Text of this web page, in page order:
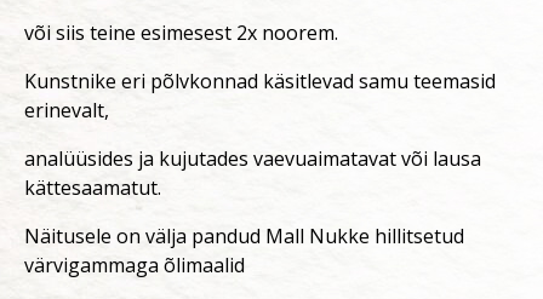
või siis teine esimesest 2x noorem.
Kunstnike eri põlvkonnad käsitlevad samu teemasid
erinevalt,
analüüsides ja kujutades vaevuaimatavat või lausa
kättesaamatut.
Näitusele on välja pandud Mall Nukke hillitsetud
värvigammaga õlimaalid